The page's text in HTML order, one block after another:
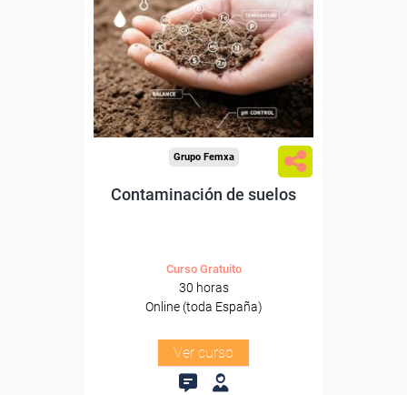
Para desempleados,
trabajadores y autónomos.
Sector
-Agricultura y Ganadería.
Grupo Femxa
Contaminación de suelos
Curso Gratuito
30 horas
Online (toda España)
Ver curso